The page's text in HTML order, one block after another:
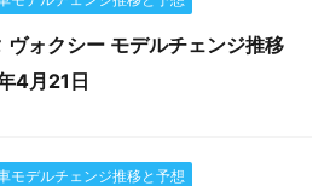
ヴォクシー モデルチェンジ推移
4月21日
モデルチェンジ推移と予想